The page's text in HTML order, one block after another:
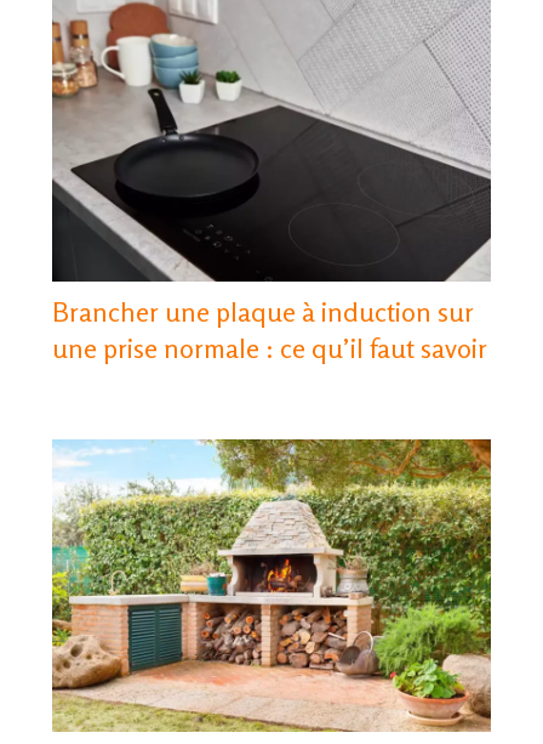
Brancher une plaque à induction sur
une prise normale : ce qu’il faut savoir